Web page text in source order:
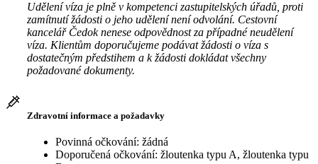
Udělení víza je plně v kompetenci zastupitelských úřadů, proti
zamítnutí žádosti o jeho udělení není odvolání. Cestovní
kancelář Čedok nenese odpovědnost za případné neudělení
víza. Klientům doporučujeme podávat žádosti o víza s
dostatečným předstihem a k žádosti dokládat všechny
požadované dokumenty.
Zdravotní informace a požadavky
Povinná očkování: žádná
Doporučená očkování: žloutenka typu A, žloutenka typu